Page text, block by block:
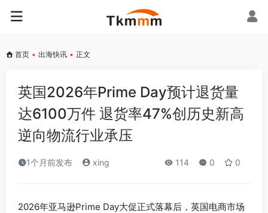
首页 • 出海快讯 • 正文
英国2026年Prime Day预计退货量
达6100万件 退货率47%创历史新高
逆向物流行业承压
1个月前发布 xing 114 0 0
2026年亚马逊Prime Day大促正式落幕后，英国电商市场